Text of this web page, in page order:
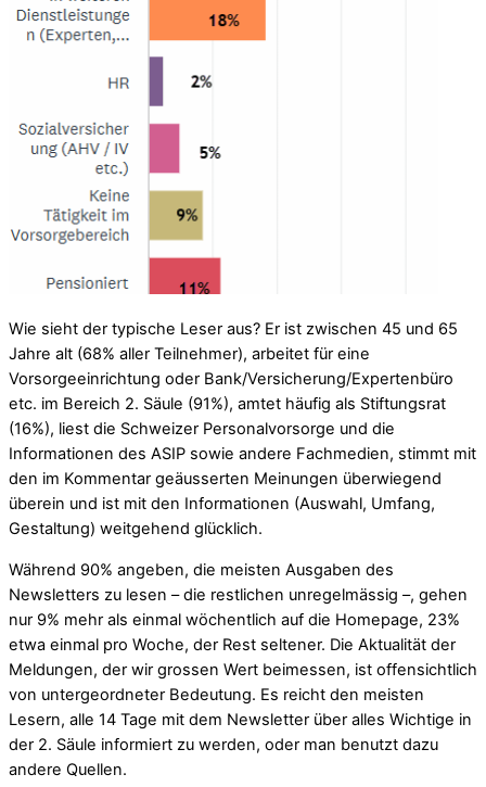
Wie sieht der typische Leser aus? Er ist zwischen 45 und 65
Jahre alt (68% aller Teilnehmer), arbeitet für eine
Vorsorgeeinrichtung oder Bank/Versicherung/Expertenbüro
etc. im Bereich 2. Säule (91%), amtet häufig als Stiftungsrat
(16%), liest die Schweizer Personalvorsorge und die
Informationen des ASIP sowie andere Fachmedien, stimmt mit
den im Kommentar geäusserten Meinungen überwiegend
überein und ist mit den Informationen (Auswahl, Umfang,
Gestaltung) weitgehend glücklich.
Während 90% angeben, die meisten Ausgaben des
Newsletters zu lesen – die restlichen unregelmässig –, gehen
nur 9% mehr als einmal wöchentlich auf die Homepage, 23%
etwa einmal pro Woche, der Rest seltener. Die Aktualität der
Meldungen, der wir grossen Wert beimessen, ist offensichtlich
von untergeordneter Bedeutung. Es reicht den meisten
Lesern, alle 14 Tage mit dem Newsletter über alles Wichtige in
der 2. Säule informiert zu werden, oder man benutzt dazu
andere Quellen.